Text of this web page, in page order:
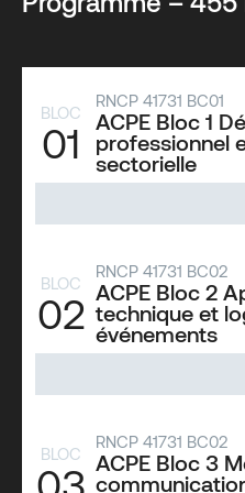
BLOC
01
RNCP 41731 BC01
ACPE Bloc 1
professionnel
sectorielle
BLOC
02
RNCP 41731 BC02
ACPE Bloc 2
technique et
événements
BLOC
03
RNCP 41731 BC02
ACPE Bloc 3